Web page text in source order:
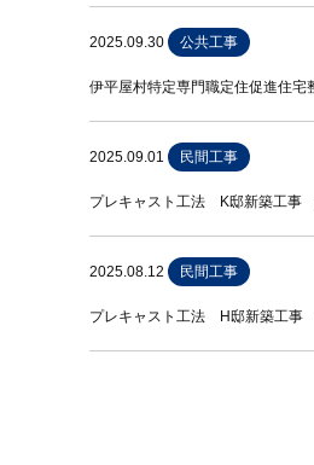
2025.09.30 公共工事
伊平屋村特定専門職定住促進住宅
2025.09.01 民間工事
プレキャスト工法 K邸新築工
2025.08.12 民間工事
プレキャスト工法 H邸新築工